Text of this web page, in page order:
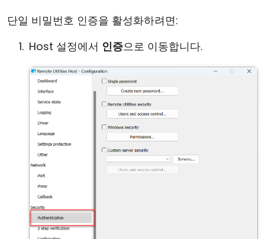
단일 비밀번호 인증을 활성화하려면:
Host 설정에서 인증으로 이동합니다.